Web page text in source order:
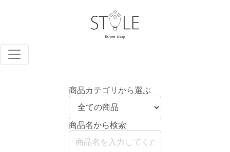
商品カテゴリから選ぶ
商品名から検索